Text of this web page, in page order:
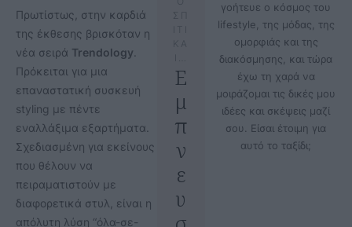
Πρωτίστως, στην καρδιά
της έκθεσης βρισκόταν η
νέα σειρά Trendology
Πρόκειται για μια
επαναστατική συσκευή
styling με πέντε
εναλλάξιμα εξαρτήματα.
Σχεδιασμένη για εκείνους
που θέλουν να
πειραματιστούν με
διαφορετικά στυλ, είναι η
απόλυτη λύση “όλα-σε-
ΣΠ
ΚΑ
Ι…
Ε
μ
π
ν
ε
υ
γοήτευε ο κόσμος του
lifestyle, της μόδας, της
ομορφιάς και της
διακόσμησης, και τώρα
έχω τη χαρά να
μοιράζομαι τις δικές μου
ιδέες και σκέψεις μαζί
σου. Είσαι έτοιμη για
αυτό το ταξίδι;